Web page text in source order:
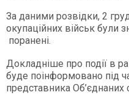
За даними розвідки, 2
окупаційних військ були
поранені.
Докладніше про події в
буде поінформовано під
представника Об’єднаних